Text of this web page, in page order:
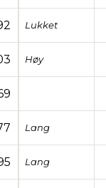
Lukket
Høy
Lang
Lang